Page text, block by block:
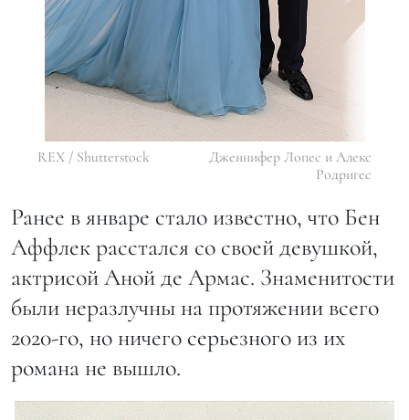
REX / Shutterstock
Дженнифер Лопес и Алекс
Родригес
Ранее в январе стало известно, что Бен
Аффлек расстался со своей девушкой,
актрисой Аной де Армас. Знаменитости
были неразлучны на протяжении всего
2020-го, но ничего серьезного из их
романа не вышло.